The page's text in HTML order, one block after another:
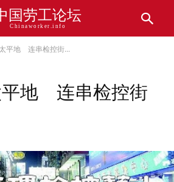
国劳工论坛
Chinaworker.info
平地 连串检控街...
平地 连串检控街